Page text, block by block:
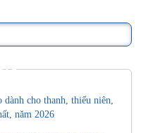
cho thanh, thiếu niên,
năm 2026